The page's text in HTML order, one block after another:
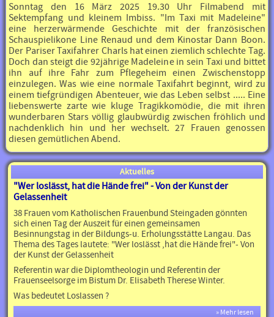
Sonntag den 16 März 2025 19.30 Uhr Filmabend mit
Sektempfang und kleinem Imbiss. "Im Taxi mit Madeleine"
eine herzerwärmende Geschichte mit der französischen
Schauspielikone Line Renaud und dem Kinostar Dann Boon.
Der Pariser Taxifahrer Charls hat einen ziemlich schlechte Tag.
Doch dan steigt die 92jährige Madeleine in sein Taxi und bittet
ihn auf ihre Fahr zum Pflegeheim einen Zwischenstopp
einzulegen. Was wie eine normale Taxifahrt beginnt, wird zu
einem tiefgründigen Abenteuer, wie das Leben selbst ..... Eine
liebenswerte zarte wie kluge Tragikkomödie, die mit ihren
wunderbaren Stars völlig glaubwürdig zwischen fröhlich und
nachdenklich hin und her wechselt. 27 Frauen genossen
diesen gemütlichen Abend.
Aktuelles
"Wer loslässt, hat die Hände frei" - Von der Kunst der
Gelassenheit
38 Frauen vom Katholischen Frauenbund Steingaden gönnten
sich einen Tag der Auszeit für einen gemeinsamen
Besinnungstag in der Bildungs-u. Erholungsstätte Langau. Das
Thema des Tages lautete: "Wer loslässt ,hat die Hände frei"- Von
der Kunst der Gelassenheit
Referentin war die Diplomtheologin und Referentin der
Frauenseelsorge im Bistum Dr. Elisabeth Therese Winter.
Was bedeutet Loslassen ?
» Mehr lesen